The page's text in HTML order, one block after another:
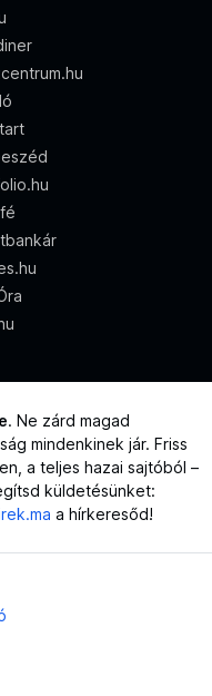
. Ne zárd magad
mindenkinek jár. Friss
a teljes hazai sajtóból –
küldetésünket:
a hírkeresőd!